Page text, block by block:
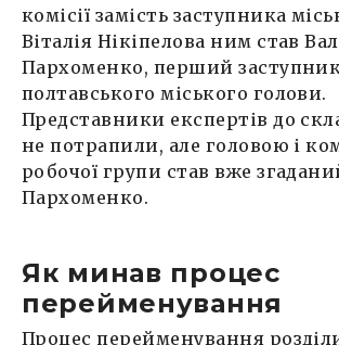
комісії замість заступника
Віталія Нікіпелова ним став
Пархоменко, перший заступник
полтавського міського голови.
Представники експертів до
не потрапили, але головою і
робочої групи став вже
Пархоменко.
Як минав процес
перейменування
Процес перейменування